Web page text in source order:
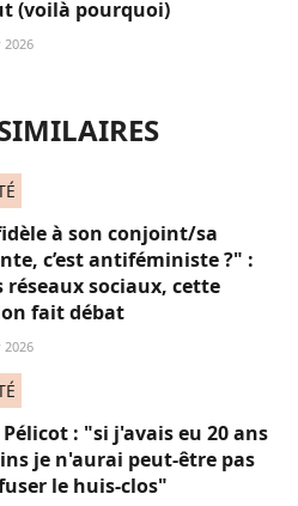
(voilà pourquoi)
2026
à son conjoint/sa
c’est antiféministe ?" :
réseaux sociaux, cette
fait débat
2026
Pélicot : "si j'avais eu 20 ans
je n'aurai peut-être pas
le huis-clos"